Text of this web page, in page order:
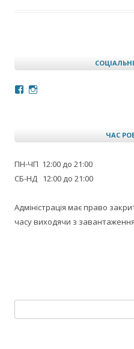
Facebook
Instagram
ЧАС
ПН-ЧП 12:00 до 21:00
СБ-НД 12:00 до 21:00
Адміністрація має право
часу виходячи з
Пошук: